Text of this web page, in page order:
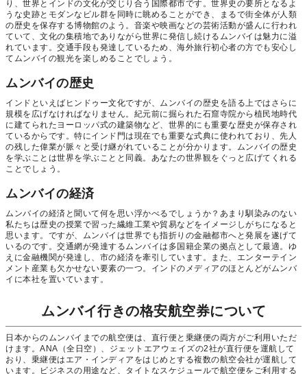
り、世界とインドの文化が交じり合う国際都市です。世界史の要所となるよ
うな史跡とモダンなビル群を同時に眺めることができ、まるで街全体が人類
の歴史を保存する博物館のよう。音楽や映画などの芸術活動が盛んに行われ
ていて、文化の集積地でありながら世界に発信し続けるムンバイは魅力に溢
れています。交通手段も発達しているため、海外旅行初心者の方でも安心し
てムンバイの観光を楽しめることでしょう。
ムンバイの歴史
インドといえばヒンドゥー文化ですが、ムンバイの歴史を語る上ではさらに
規模を広げなければなりません。紀元前に掘られた石窟寺院から植民地時代
に建てられたヨーロッパ式の建築物など、世界的にも重要な歴史が保存され
ているからです。特にインド門は現在でも重要な式典に使われており、先人
の残した偉業が脈々と受け継がれていることが分かります。ムンバイの歴史
を学ぶことは世界を学ぶことと同義。あなたの世界観をぐっと広げてくれる
ことでしょう。
ムンバイの経済
ムンバイの経済と聞いて何を思い浮かべるでしょうか？あまり馴染みのない
私たちは歴史の授業で習った繊維工業や貿易などをイメージしがちになると
思います。ですが、ムンバイは世界でも指折りの金融都市へと発展を遂げて
いるのです。交通網が発達するムンバイは多国籍企業の拠点として最適。ゆ
えに金融機関が発達し、市の経済を牽引しています。また、エンターテイン
メント産業も欠かせない要素の一つ。インドのメディアのほとんどがムンバ
イに本社を置いています。
ムンバイ行きの格安航空券について
日本からのムンバイまでの航空便は、直行便と乗継便の両方がご利用いただ
けます。ANA（全日空）、ジェットエアウェイズの2社が直行便を運航して
おり、乗継便はエア・インディアをはじめとする複数の航空会社が運航して
います。ビジネスの用途など、タイトなスケジュールで航空便をご利用する